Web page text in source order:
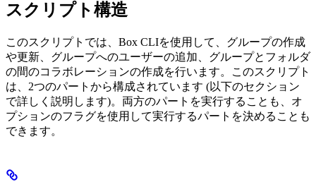
スクリプト構造
このスクリプトでは、Box CLIを使用して、グループの作成
や更新、グループへのユーザーの追加、グループとフォルダ
の間のコラボレーションの作成を行います。このスクリプト
は、2つのパートから構成されています (以下のセクション
で詳しく説明します)。両方のパートを実行することも、オ
プションのフラグを使用して実行するパートを決めることも
できます。